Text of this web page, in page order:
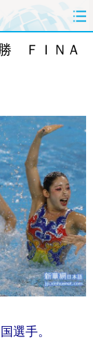
経済
写真
ＦＩＮＡ
国選手。